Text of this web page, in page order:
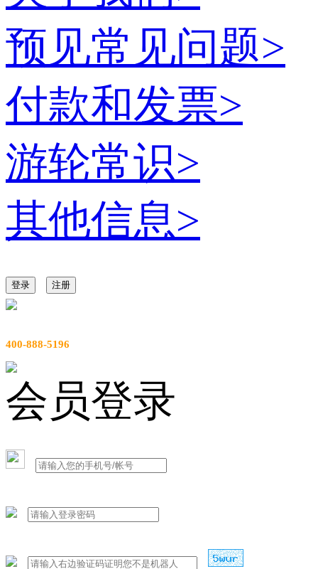
预见常见问题>
付款和发票>
游轮常识>
其他信息>
登录 注册
400-888-5196
会员登录